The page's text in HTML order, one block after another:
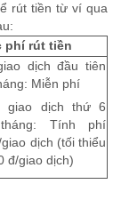
rút tiền từ ví qua
phí rút tiền
dịch đầu tiên
Miễn phí
giao dịch thứ 6
Tính phí
dịch (tối thiểu
đ/giao dịch)